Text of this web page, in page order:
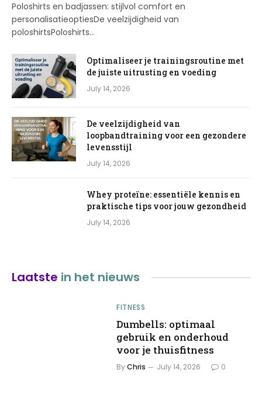
Poloshirts en badjassen: stijlvol comfort en
personalisatieoptiesDe veelzijdigheid van
poloshirtsPoloshirts…
Optimaliseer je trainingsroutine met
de juiste uitrusting en voeding
July 14, 2026
De veelzijdigheid van
loopbandtraining voor een gezondere
levensstijl
July 14, 2026
Whey proteïne: essentiële kennis en
praktische tips voor jouw gezondheid
July 14, 2026
Laatste in het nieuws
FITNESS
Dumbells: optimaal
gebruik en onderhoud
voor je thuisfitness
ByChris July 14, 2026 0